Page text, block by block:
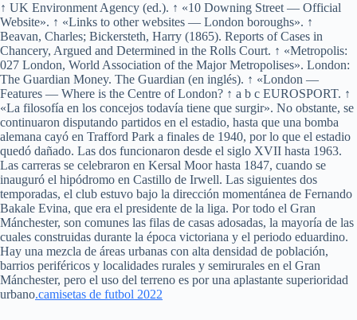
↑ UK Environment Agency (ed.). ↑ «10 Downing Street — Official
Website». ↑ «Links to other websites — London boroughs». ↑
Beavan, Charles; Bickersteth, Harry (1865). Reports of Cases in
Chancery, Argued and Determined in the Rolls Court. ↑ «Metropolis:
027 London, World Association of the Major Metropolises». London:
The Guardian Money. The Guardian (en inglés). ↑ «London —
Features — Where is the Centre of London? ↑ a b c EUROSPORT. ↑
«La filosofía en los concejos todavía tiene que surgir». No obstante, se
continuaron disputando partidos en el estadio, hasta que una bomba
alemana cayó en Trafford Park a finales de 1940, por lo que el estadio
quedó dañado. Las dos funcionaron desde el siglo XVII hasta 1963.
Las carreras se celebraron en Kersal Moor hasta 1847, cuando se
inauguró el hipódromo en Castillo de Irwell. Las siguientes dos
temporadas, el club estuvo bajo la dirección momentánea de Fernando
Bakale Evina, que era el presidente de la liga. Por todo el Gran
Mánchester, son comunes las filas de casas adosadas, la mayoría de las
cuales construidas durante la época victoriana y el periodo eduardino.
Hay una mezcla de áreas urbanas con alta densidad de población,
barrios periféricos y localidades rurales y semirurales en el Gran
Mánchester, pero el uso del terreno es por una aplastante superioridad
urbano.camisetas de futbol 2022